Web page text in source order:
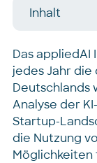
Inhalt
Das
jedes Jahr
Deutschlands
Analyse der
Startup-
die Nutzung